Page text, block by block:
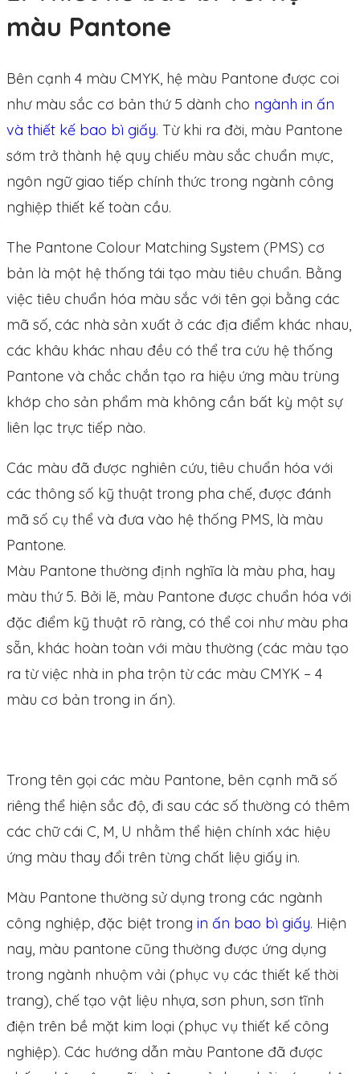
màu Pantone
Bên cạnh 4 màu CMYK, hệ màu Pantone được coi
như màu sắc cơ bản thứ 5 dành cho ngành in ấn
và thiết kế bao bì giấy. Từ khi ra đời, màu Pantone
sớm trở thành hệ quy chiếu màu sắc chuẩn mực,
ngôn ngữ giao tiếp chính thức trong ngành công
nghiệp thiết kế toàn cầu.
The Pantone Colour Matching System (PMS) cơ
bản là một hệ thống tái tạo màu tiêu chuẩn. Bằng
việc tiêu chuẩn hóa màu sắc với tên gọi bằng các
mã số, các nhà sản xuất ở các địa điểm khác nhau,
các khâu khác nhau đều có thể tra cứu hệ thống
Pantone và chắc chắn tạo ra hiệu ứng màu trùng
khớp cho sản phẩm mà không cần bất kỳ một sự
liên lạc trực tiếp nào.
Các màu đã được nghiên cứu, tiêu chuẩn hóa với
các thông số kỹ thuật trong pha chế, được đánh
mã số cụ thể và đưa vào hệ thống PMS, là màu
Pantone.
Màu Pantone thường định nghĩa là màu pha, hay
màu thứ 5. Bởi lẽ, màu Pantone được chuẩn hóa với
đặc điểm kỹ thuật rõ ràng, có thể coi như màu pha
sẵn, khác hoàn toàn với màu thường (các màu tạo
ra từ việc nhà in pha trộn từ các màu CMYK – 4
màu cơ bản trong in ấn).
Trong tên gọi các màu Pantone, bên cạnh mã số
riêng thể hiện sắc độ, đi sau các số thường có thêm
các chữ cái C, M, U nhằm thể hiện chính xác hiệu
ứng màu thay đổi trên từng chất liệu giấy in.
Màu Pantone thường sử dụng trong các ngành
công nghiệp, đặc biệt trong in ấn bao bì giấy. Hiện
nay, màu pantone cũng thường được ứng dụng
trong ngành nhuộm vải (phục vụ các thiết kế thời
trang), chế tạo vật liệu nhựa, sơn phun, sơn tĩnh
điện trên bề mặt kim loại (phục vụ thiết kế công
nghiệp). Các hướng dẫn màu Pantone đã được